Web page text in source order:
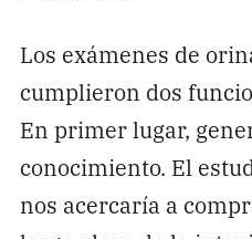
Los exámenes de
cumplieron dos
En primer lugar,
conocimiento. El
nos acercaría a